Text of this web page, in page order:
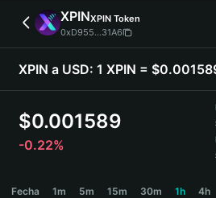
简体中文
繁體中文
Português (Portugal)
Bahasa Indonesia
ภาษาไทย
Español
Español (Argentina)
XPINXPIN Token
0xD955...31A6
XPIN a USD: 1 XPIN =
$0.001589
-0.22%
Fecha 1m 5m 15m 30m 1h 4h